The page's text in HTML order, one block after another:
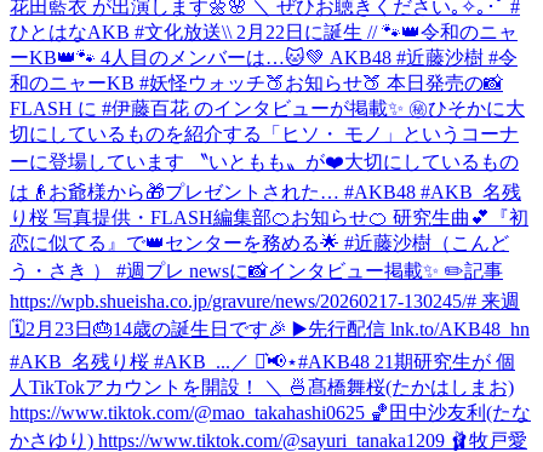
花田藍衣 が出演します🌼🌸 ＼ ぜひお聴きください｡✧｡･ﾟ #
ひとはなAKB #文化放送\\ 2月22日に誕生 // 🐾👑令和のニャ
ーKB👑🐾 4人目のメンバーは…🐱💚 AKB48 #近藤沙樹 #令
和のニャーKB #妖怪ウォッチ🍑お知らせ🍑 本日発売の📸
FLASH に #伊藤百花 のインタビューが掲載✨ ㊙️ひそかに大
切にしているものを紹介する「ヒソ・ モノ」というコーナ
ーに登場しています 〝いともも〟が❤️大切にしているもの
は👴お爺様から🎁プレゼントされた… #AKB48 #AKB_名残
り桜 写真提供・FLASH編集部🍊お知らせ🍊 研究生曲💕『初
恋に似てる』で👑センターを務める🌟 #近藤沙樹（こんど
う・さき ） #週プレ newsに📸インタビュー掲載✨ ✏️記事
https://wpb.shueisha.co.jp/gravure/news/20260217-130245/# 来週
🗓2月23日🎂14歳の誕生日です🎉 ▶️先行配信 lnk.to/AKB48_hn
#AKB_名残り桜 #AKB_... ／ ⋆͛📢⋆#AKB48 21期研究生が 個
人TikTokアカウントを開設！ ＼ 🍜髙橋舞桜(たかはしまお)
https://www.tiktok.com/@mao_takahashi0625 🏀田中沙友利(たな
かさゆり) https://www.tiktok.com/@sayuri_tanaka1209 🩰牧戸愛